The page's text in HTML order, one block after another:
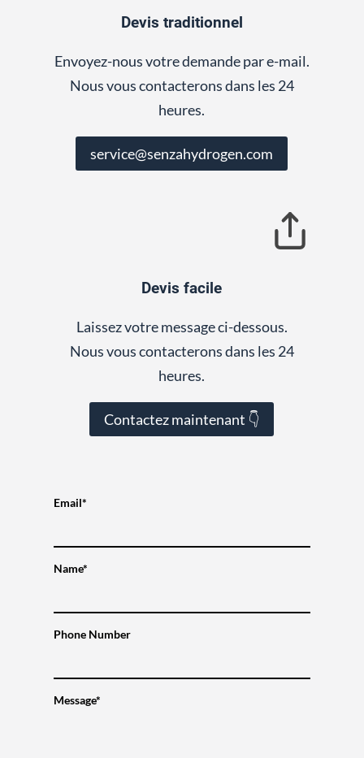
Devis traditionnel
Envoyez-nous votre demande par e-mail.
Nous vous contacterons dans les 24
heures.
service@senzahydrogen.com
Devis facile
Laissez votre message ci-dessous.
Nous vous contacterons dans les 24
heures.
Contactez maintenant 👇
Email*
Name*
Phone Number
Message*